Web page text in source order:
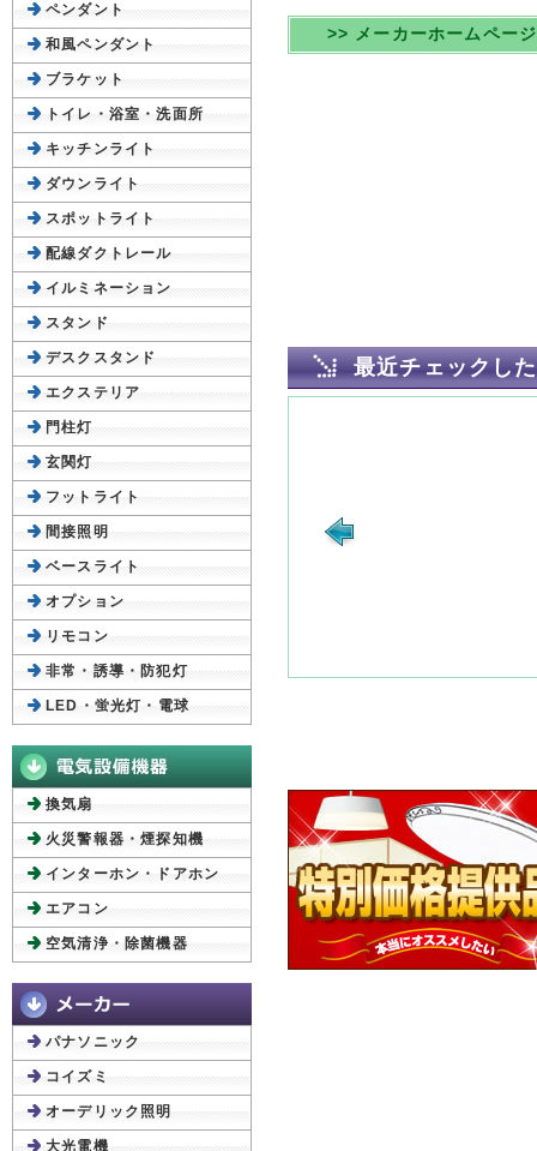
>> メーカーホームペー
最近チェックし
ペンダント
和風ペンダント
ブラケット
トイレ・浴室・洗面所
キッチンライト
ダウンライト
スポットライト
配線ダクトレール
イルミネーション
スタンド
デスクスタンド
エクステリア
門柱灯
玄関灯
フットライト
間接照明
ベースライト
オプション
リモコン
非常・誘導・防犯灯
LED・蛍光灯・電球
換気扇
火災警報器・煙探知機
インターホン・ドアホン
エアコン
空気清浄・除菌機器
パナソニック
コイズミ
オーデリック照明
大光電機